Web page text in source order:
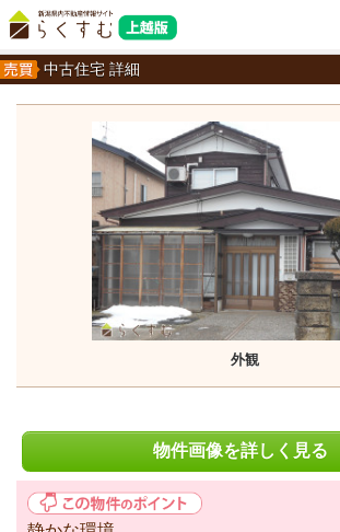
中古住宅 詳細
外観
物件画像を詳しく見る